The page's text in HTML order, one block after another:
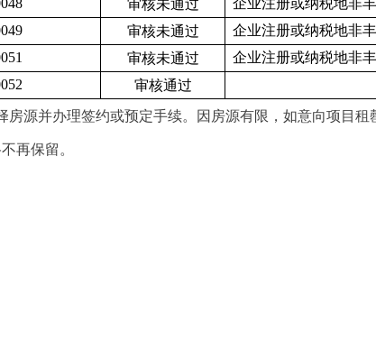
审核未通过
企业注册或纳税地非
审核未通过
企业注册或纳税地非
审核未通过
企业注册或纳税地非
审核通过
房源并办理签约或预定手续。因房源有限，如意向项目
再保留。